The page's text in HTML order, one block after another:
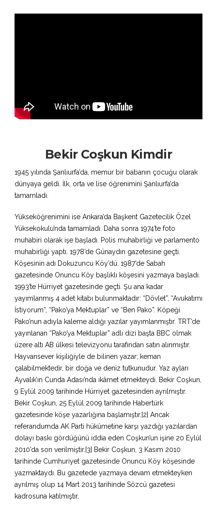
Bekir Coşkun Kimdir
1945 yılında Şanlıurfa’da, memur bir babanın çocuğu olarak
dünyaya geldi. İlk, orta ve lise öğrenimini Şanlıurfa’da
tamamladı.
Yükseköğrenimini ise Ankara’da Başkent Gazetecilik Özel
Yüksekokulu’nda tamamladı. Daha sonra 1974’te foto
muhabiri olarak işe başladı. Polis muhabirliği ve parlamento
muhabirliği yaptı. 1978’de Günaydın gazetesine geçti.
Köşesinin adı Dokuzuncu Köy’dü. 1987’de Sabah
gazetesinde Onuncu Köy başlıklı köşesini yazmaya başladı.
1993’te Hürriyet gazetesinde geçti. Şu ana kadar
yayımlanmış 4 adet kitabı bulunmaktadır: “Dövlet”, “Avukatımı
İstiyorum”, “Pako’ya Mektuplar” ve “Ben Pako”. Köpeği
Pako’nun adıyla kaleme aldığı yazılar yayımlanmıştır. TRT’de
yayınlanan “Pako’ya Mektuplar” adlı dizi başta BBC olmak
üzere altı AB ülkesi televizyonu tarafından satın alınmıştır.
Hayvansever kişiliğiyle de bilinen yazar; keman
çalabilmektedir, bir doğa ve deniz tutkunudur. Yaz ayları
Ayvalık’ın Cunda Adası’nda ikâmet etmekteydi. Bekir Coşkun,
9 Eylül 2009 tarihinde Hürriyet gazetesinden ayrılmıştır.
Bekir Coşkun, 25 Eylül 2009 tarihinde Habertürk
gazetesinde köşe yazarlığına başlamıştır.[2] Ancak
referandumda AK Parti hükûmetine karşı yazdığı yazılardan
dolayı baskı gördüğünü iddia eden Coşkun’un işine 20 Eylül
2010’da son verilmiştir.[3] Bekir Coşkun, 3 Kasım 2010
tarihinde Cumhuriyet gazetesinde Onuncu Köy köşesinde
yazmaktaydı. Bu gazetede yazmaya devam etmekteyken
ayrılmış olup 14 Mart 2013 tarihinde Sözcü gazetesi
kadrosuna katılmıştır.